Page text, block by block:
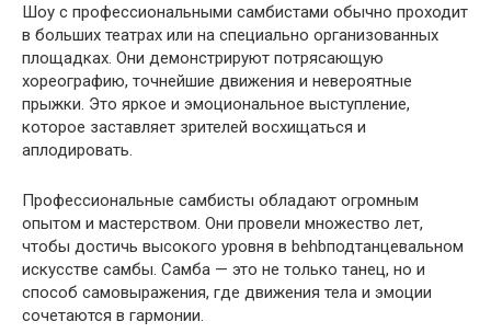
Шоу с профессиональными самбистами обычно проходит
в больших театрах или на специально организованных
площадках. Они демонстрируют потрясающую
хореографию, точнейшие движения и невероятные
прыжки. Это яркое и эмоциональное выступление,
которое заставляет зрителей восхищаться и
аплодировать.
Профессиональные самбисты обладают огромным
опытом и мастерством. Они провели множество лет,
чтобы достичь высокого уровня в behbподтанцевальном
искусстве самбы. Самба — это не только танец, но и
способ самовыражения, где движения тела и эмоции
сочетаются в гармонии.